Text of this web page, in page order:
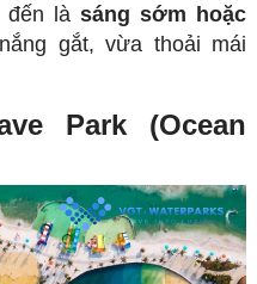
là sáng sớm hoặc
gắt, vừa thoải mái
Park (Ocean